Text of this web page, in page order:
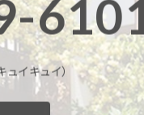
ュイキュイ）